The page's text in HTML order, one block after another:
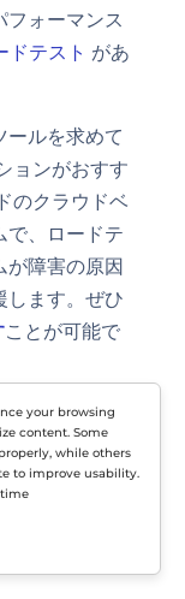
フォーマンス
テスト があ
ールを求めて
ョンがおすす
のクラウドベ
で、ロードテ
が障害の原因
します。ぜひ
ことが可能で
のロー
クス
your browsing
content. Some
while others
to improve usability.